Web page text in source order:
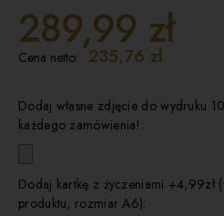
289,99 zł
Cena netto: 235,76 zł
Dodaj własne zdjęcie do wydruku
każdego zamówienia!:
Dodaj kartkę z życzeniami +4,99zł
produktu, rozmiar A6):